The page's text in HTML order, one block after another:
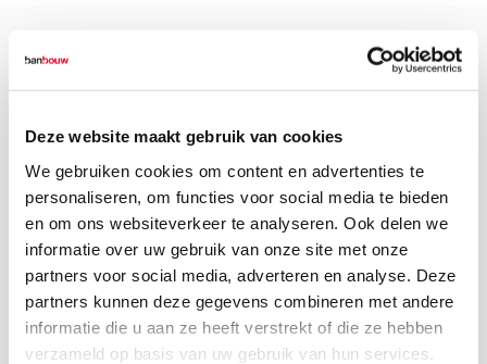
Deze website maakt gebruik van cookies
We gebruiken cookies om content en advertenties te
personaliseren, om functies voor social media te bieden
en om ons websiteverkeer te analyseren. Ook delen we
informatie over uw gebruik van onze site met onze
partners voor social media, adverteren en analyse. Deze
partners kunnen deze gegevens combineren met andere
informatie die u aan ze heeft verstrekt of die ze hebben
verzameld op basis van uw gebruik van hun services.